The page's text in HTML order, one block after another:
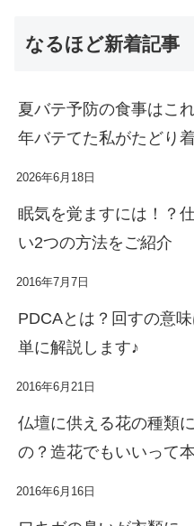
なるほど新着記事
夏バテ予防の食事はこ
年バテてた私がたどり
2026年6月18日
眠気を覚ますには！？
い2つの方法をご紹介
2016年7月7日
PDCAとは？回すの意
単に解説します♪
2016年6月21日
仏壇に供える花の種類
の？造花でもいいって
2016年6月16日